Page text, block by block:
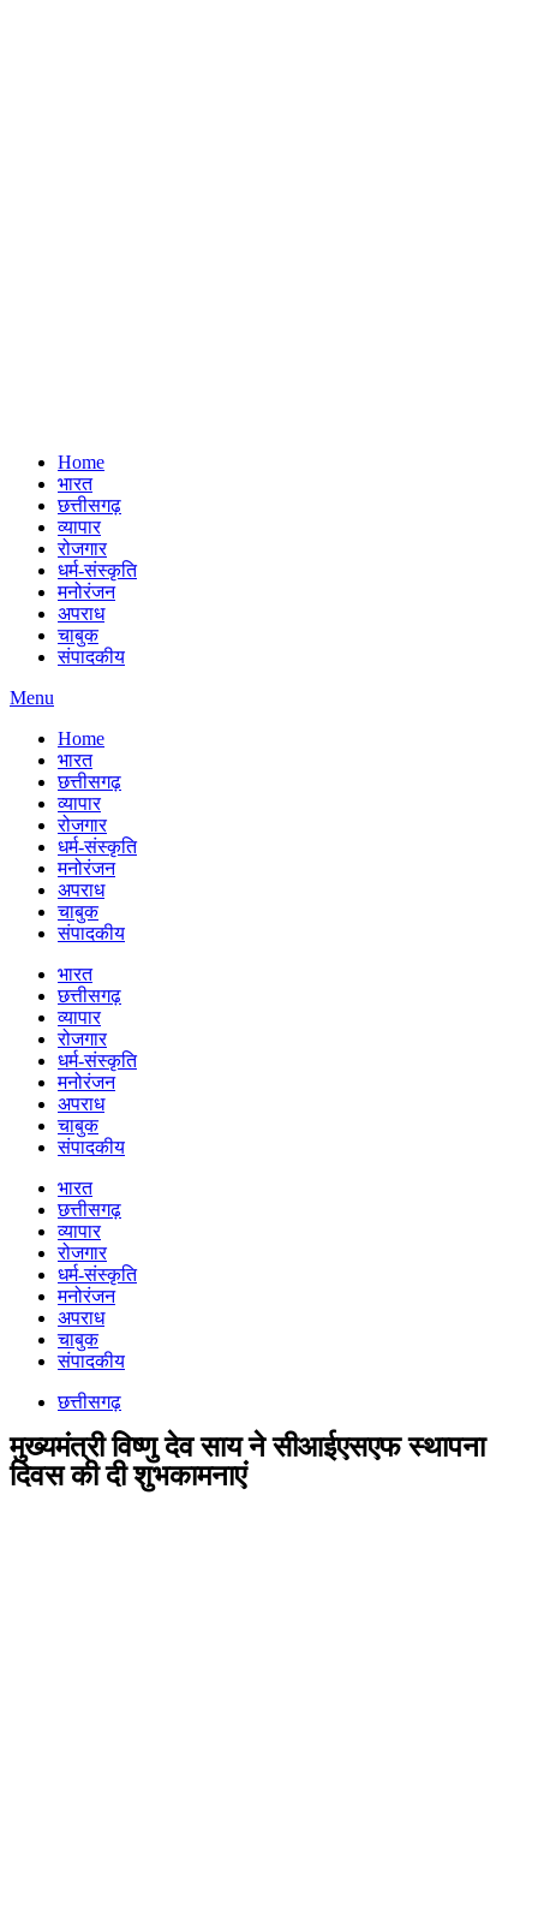
Home
भारत
छत्तीसगढ़
व्यापार
रोजगार
धर्म-संस्कृति
मनोरंजन
अपराध
चाबुक
संपादकीय
Menu
Home
भारत
छत्तीसगढ़
व्यापार
रोजगार
धर्म-संस्कृति
मनोरंजन
अपराध
चाबुक
संपादकीय
भारत
छत्तीसगढ़
व्यापार
रोजगार
धर्म-संस्कृति
मनोरंजन
अपराध
चाबुक
संपादकीय
भारत
छत्तीसगढ़
व्यापार
रोजगार
धर्म-संस्कृति
मनोरंजन
अपराध
चाबुक
संपादकीय
छत्तीसगढ़
मुख्यमंत्री विष्णु देव साय ने सीआईएसएफ स्थापना
दिवस की दी शुभकामनाएं